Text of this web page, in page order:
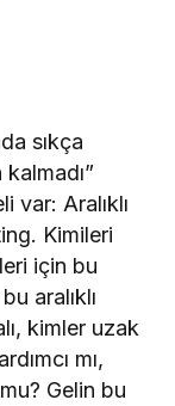
sıkça
var: Aralıklı
Kimileri
için bu
aralıklı
kimler uzak
mı,
Gelin bu